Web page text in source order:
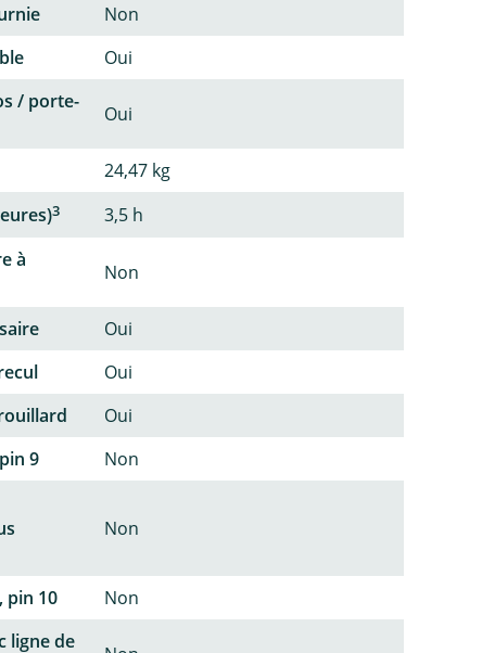
Non
Oui
/ porte-
Oui
24,47 kg
3
3,5 h
à
Non
Oui
Oui
Oui
9
Non
Non
pin 10
Non
ligne de